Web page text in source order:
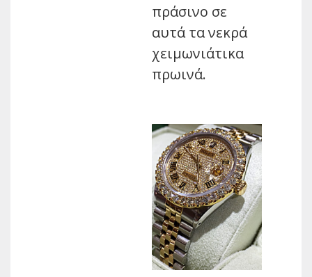
πράσινο σε
αυτά τα νεκρά
χειμωνιάτικα
πρωινά.